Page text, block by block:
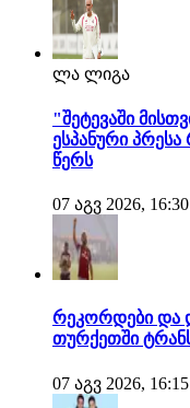
ლა ლიგა
"შეტევაში
ესპანური
წერს
07 აგვ 2026, 16:30
რეკორდები და
თურქეთში
07 აგვ 2026, 16:15